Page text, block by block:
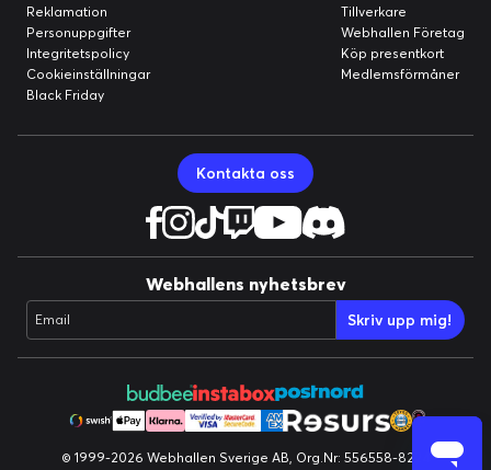
Reklamation
Personuppgifter
Integritetspolicy
Cookieinställningar
Black Friday
Tillverkare
Webhallen Företag
Köp presentkort
Medlemsförmåner
Kontakta oss
Webhallens nyhetsbrev
Email Skriv upp mig!
© 1999-2026 Webhallen Sverige AB, Org.Nr: 556558-8224